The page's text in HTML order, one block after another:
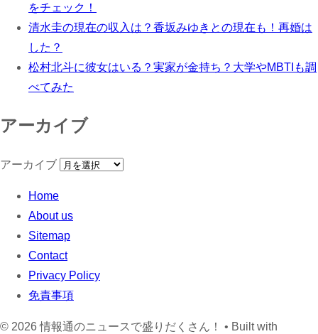
をチェック！
清水圭の現在の収入は？香坂みゆきとの現在も！再婚は
した？
松村北斗に彼女はいる？実家が金持ち？大学やMBTIも調
べてみた
アーカイブ
アーカイブ
Home
About us
Sitemap
Contact
Privacy Policy
免責事項
© 2026 情報通のニュースで盛りだくさん！
• Built with